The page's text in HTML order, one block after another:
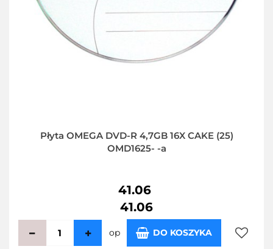
Płyta OMEGA DVD-R 4,7GB 16X CAKE (25)
OMD1625- -a
41.06
41.06
op DO KOSZYKA